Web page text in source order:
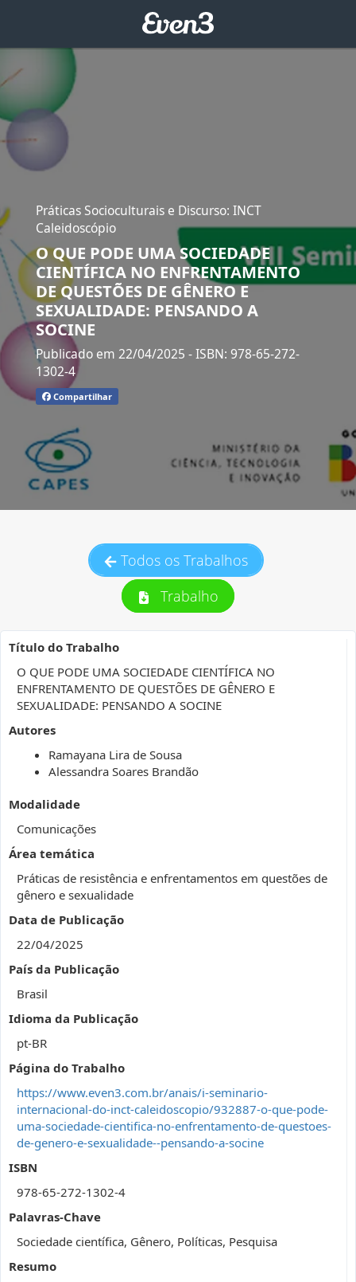
Práticas Socioculturais e Discurso: INCT
Caleidoscópio
O QUE PODE UMA SOCIEDADE
CIENTÍFICA NO ENFRENTAMENTO
DE QUESTÕES DE GÊNERO E
SEXUALIDADE: PENSANDO A
SOCINE
Publicado em 22/04/2025 - ISBN: 978-65-272-
1302-4
Compartilhar
Todos os Trabalhos
Trabalho
Título do Trabalho
O QUE PODE UMA SOCIEDADE CIENTÍFICA NO
ENFRENTAMENTO DE QUESTÕES DE GÊNERO E
SEXUALIDADE: PENSANDO A SOCINE
Autores
Ramayana Lira de Sousa
Alessandra Soares Brandão
Modalidade
Comunicações
Área temática
Práticas de resistência e enfrentamentos em questões de
gênero e sexualidade
Data de Publicação
22/04/2025
País da Publicação
Brasil
Idioma da Publicação
pt-BR
Página do Trabalho
https://www.even3.com.br/anais/i-seminario-
internacional-do-inct-caleidoscopio/932887-o-que-pode-
uma-sociedade-cientifica-no-enfrentamento-de-questoes-
de-genero-e-sexualidade--pensando-a-socine
ISBN
978-65-272-1302-4
Palavras-Chave
Sociedade científica, Gênero, Políticas, Pesquisa
Resumo